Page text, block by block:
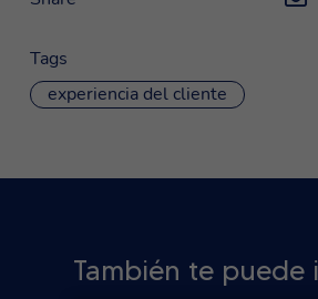
Tags
experiencia del cliente
También te puede